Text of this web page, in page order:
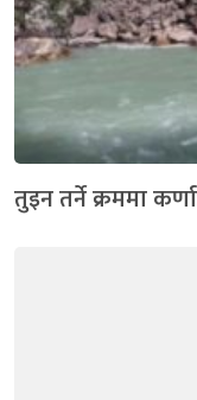
तुइन तर्ने क्रममा